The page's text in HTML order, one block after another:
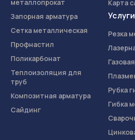
металлопрокат
Запорная арматура
Сетка металлическая
Профнастил
Поликарбонат
Теплоизоляция для
труб
Композитная арматура
Сайдинг
Карта
Услуги
Резка
Рубка
Гибка